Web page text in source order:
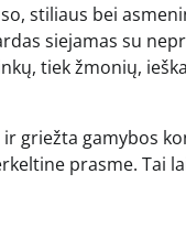
stiliaus bei
siejamas su
tiek žmonių,
griežta gamybos
prasme. Tai